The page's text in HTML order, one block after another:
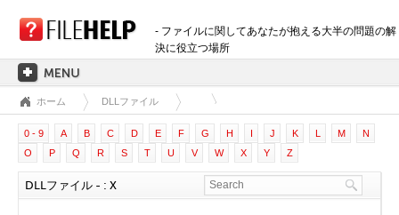
- ファイルに関してあなたが抱える大半の問題の解
決に役立つ場所
ホーム
拡張子のカテゴリー
3D画像ファイル
音声ファイル
ホーム DLLファイル
0 - 9 A B C D E F G H I J K L M
N
O
P Q R S T U V W X Y Z
DLLファイル - : X